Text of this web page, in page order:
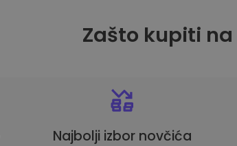
Zašto kupiti na
Najbolji izbor novčića